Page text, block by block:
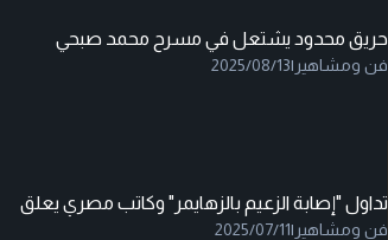
حريق محدود يشتعل في مسرح محمد صبحي
فن ومشاهير |
2025/08/13
تداول "إصابة الزعيم بالزهايمر" وكاتب مصري يعلق
فن ومشاهير |
2025/07/11